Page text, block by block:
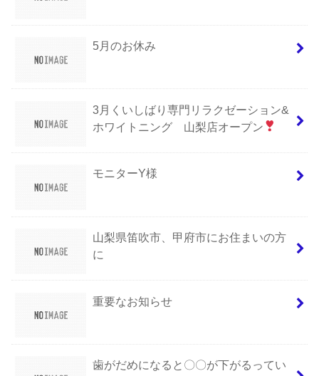
5月のお休み
3月くいしばり専門リラクゼーション&
ホワイトニング 山梨店オープン
モニターY様
山梨県笛吹市、甲府市にお住まいの方
に
重要なお知らせ
歯がだめになると〇〇が下がるってい